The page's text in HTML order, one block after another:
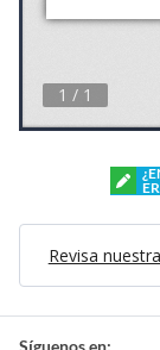
Revisa
Síguenos en: